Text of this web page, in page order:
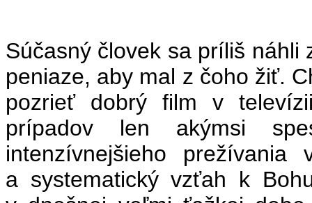
Súčasný človek sa príliš
peniaze, aby mal z čoho žiť.
pozrieť dobrý film v
prípadov len akýmsi
intenzívnejšieho
a systematický vzťah k